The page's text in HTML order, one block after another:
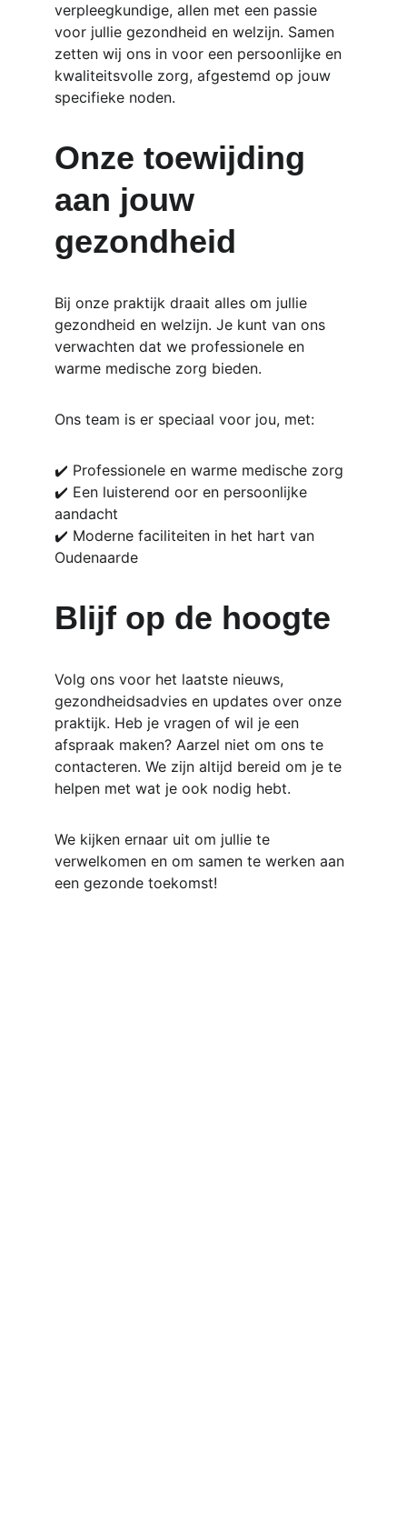
verpleegkundige, allen met een passie
voor jullie gezondheid en welzijn. Samen
zetten wij ons in voor een persoonlijke en
kwaliteitsvolle zorg, afgestemd op jouw
specifieke noden.
Onze toewijding
aan jouw
gezondheid
Bij onze praktijk draait alles om jullie
gezondheid en welzijn. Je kunt van ons
verwachten dat we professionele en
warme medische zorg bieden.
Ons team is er speciaal voor jou, met:
✔️ Professionele en warme medische zorg
✔️ Een luisterend oor en persoonlijke
aandacht
✔️ Moderne faciliteiten in het hart van
Oudenaarde
Blijf op de hoogte
Volg ons voor het laatste nieuws,
gezondheidsadvies en updates over onze
praktijk. Heb je vragen of wil je een
afspraak maken? Aarzel niet om ons te
contacteren. We zijn altijd bereid om je te
helpen met wat je ook nodig hebt.
We kijken ernaar uit om jullie te
verwelkomen en om samen te werken aan
een gezonde toekomst!